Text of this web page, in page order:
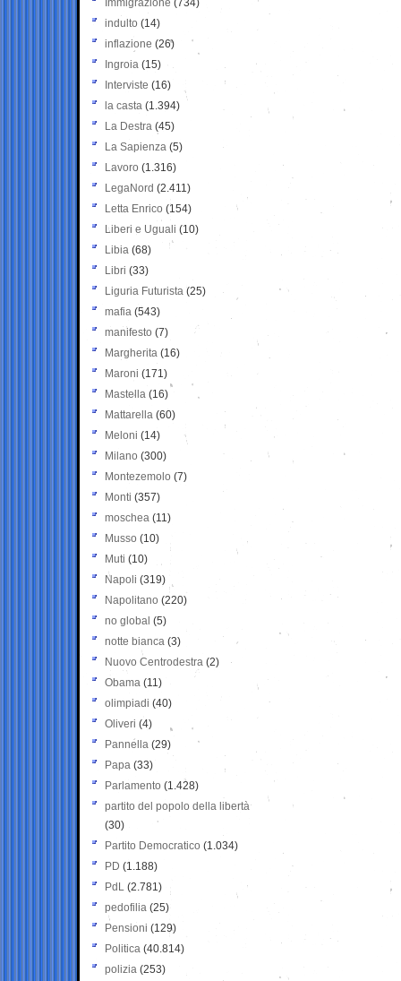
Immigrazione (734)
indulto (14)
inflazione (26)
Ingroia (15)
Interviste (16)
la casta (1.394)
La Destra (45)
La Sapienza (5)
Lavoro (1.316)
LegaNord (2.411)
Letta Enrico (154)
Liberi e Uguali (10)
Libia (68)
Libri (33)
Liguria Futurista (25)
mafia (543)
manifesto (7)
Margherita (16)
Maroni (171)
Mastella (16)
Mattarella (60)
Meloni (14)
Milano (300)
Montezemolo (7)
Monti (357)
moschea (11)
Musso (10)
Muti (10)
Napoli (319)
Napolitano (220)
no global (5)
notte bianca (3)
Nuovo Centrodestra (2)
Obama (11)
olimpiadi (40)
Oliveri (4)
Pannella (29)
Papa (33)
Parlamento (1.428)
partito del popolo della libertà
(30)
Partito Democratico (1.034)
PD (1.188)
PdL (2.781)
pedofilia (25)
Pensioni (129)
Politica (40.814)
polizia (253)